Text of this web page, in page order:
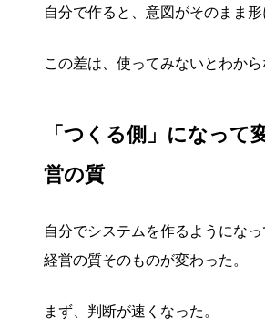
自分で作ると、意図がそのまま形
この差は、使ってみないとわから
「つくる側」になって
営の質
自分でシステムを作るようになっ
経営の質そのものが変わった。
まず、判断が速くなった。